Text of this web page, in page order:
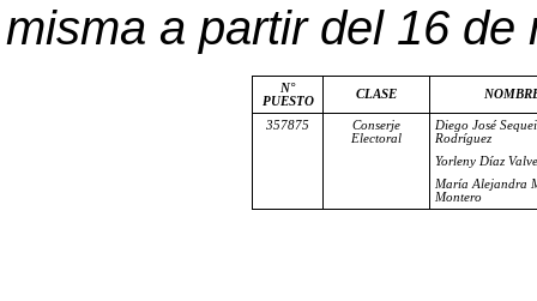
misma a partir del 16 de
N°
PUESTO
CLASE
357875
Conserje
Electoral
Diego José
Rodríguez
Yorleny Díaz
María Alejandra
Montero